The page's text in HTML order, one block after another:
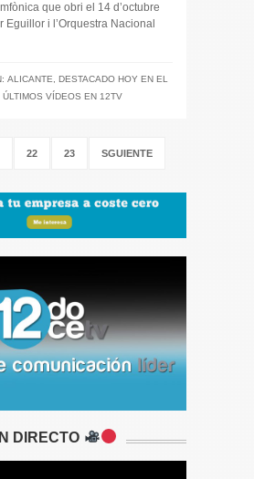
que obri el 14 d’octubre
Eguillor i l’Orquestra Nacional
ALICANTE
DESTACADO HOY EN EL
ÚLTIMOS VÍDEOS EN 12TV
22 23 SGUIENTE
DIRECTO